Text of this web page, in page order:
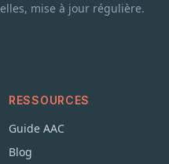
mise à jour régulière.
RESSOURCES
Guide AAC
Blog